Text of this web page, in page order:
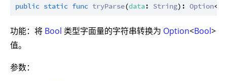
public static func tryParse(data: String): Option<
功能：将 Bool 类型字面量的字符串转换为 Option<Bool>
值。
参数：